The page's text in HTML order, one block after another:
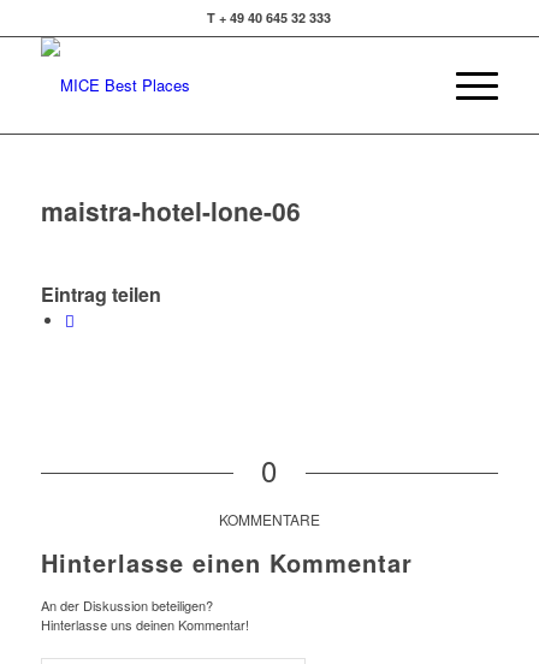
T + 49 40 645 32 333
maistra-hotel-lone-06
Eintrag teilen
0
KOMMENTARE
Hinterlasse einen Kommentar
An der Diskussion beteiligen?
Hinterlasse uns deinen Kommentar!